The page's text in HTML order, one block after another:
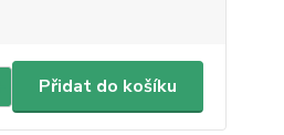
Přidat do košíku